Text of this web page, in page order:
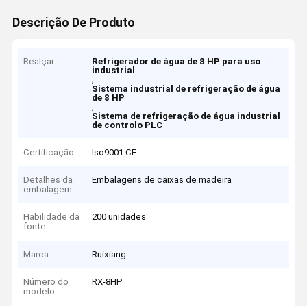
Descrição De Produto
Realçar
Refrigerador de água de 8 HP para uso
industrial
,
Sistema industrial de refrigeração de água
de 8 HP
,
Sistema de refrigeração de água industrial
de controlo PLC
Certificação Iso9001 CE
Detalhes da
embalagem
Embalagens de caixas de madeira
Habilidade da
fonte
200 unidades
Marca Ruixiang
Número do
modelo
RX-8HP